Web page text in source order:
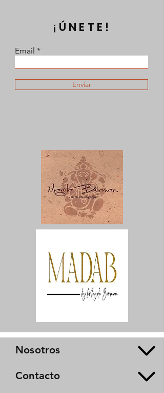
¡ÚNETE!
Email
Enviar
Nosotros
Contacto